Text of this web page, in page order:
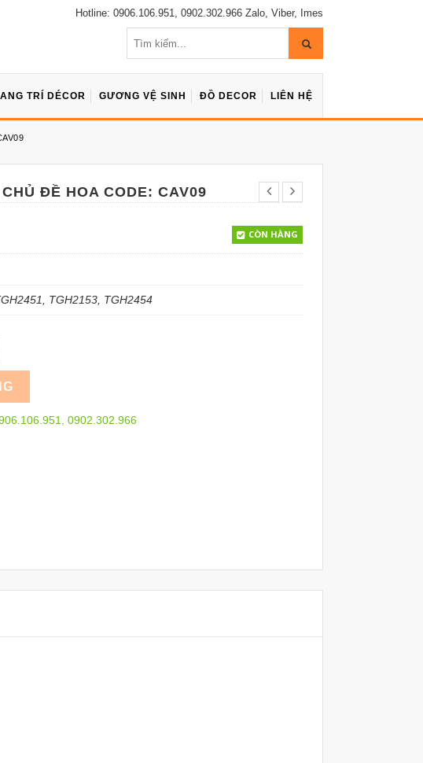
Hotline: 0906.106.951, 0902.302.966 Zalo, Viber, Imes
TRÍ DÉCOR GƯƠNG VỆ SINH ĐỒ DECOR LIÊN HỆ
ĐỀ HOA CODE: CAV09
CÒN HÀNG
TGH2153, TGH2454
0902.302.966